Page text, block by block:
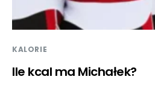
KALORIE
Ile kcal ma Michałek?